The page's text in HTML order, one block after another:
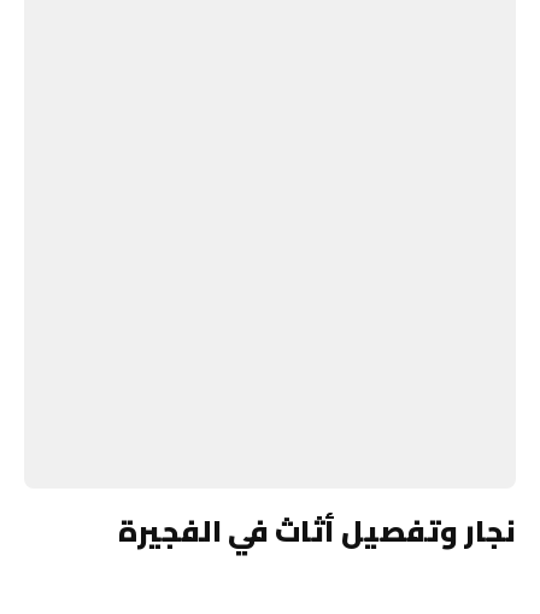
نجار وتفصيل أثاث في الفجيرة